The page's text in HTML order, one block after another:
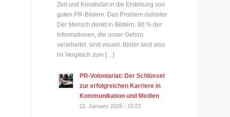
Zeit und Kreativität in die Erstellung von
guten PR-Bildern. Das Problem dahinter:
Der Mensch denkt in Bildern. 90 % der
Informationen, die unser Gehirn
verarbeitet, sind visuell. Bilder sind also
im Vergleich zum […]
PR-Volontariat: Der Schlüssel
zur erfolgreichen Karriere in
Kommunikation und Medien
21. January 2025 - 10:22